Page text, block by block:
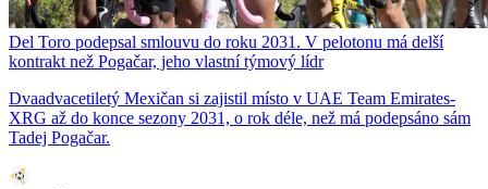
Del Toro podepsal smlouvu do roku 2031. V pelotonu má delší
kontrakt než Pogačar, jeho vlastní týmový lídr
Dvaadvacetiletý Mexičan si zajistil místo v UAE Team Emirates-
XRG až do konce sezony 2031, o rok déle, než má podepsáno sám
Tadej Pogačar.